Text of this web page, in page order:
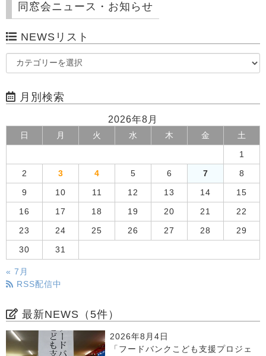
同窓会ニュース・お知らせ
NEWSリスト
月別検索
2026年8月
日 月 火 水 木 金 土
1
2 3 4 5 6 7 8
9 10 11 12 13 14 15
16 17 18 19 20 21 22
23 24 25 26 27 28 29
30 31
« 7月
RSS配信中
最新NEWS（5件）
2026年8月4日
「フードバンクこども支援プロジェ